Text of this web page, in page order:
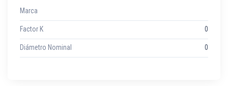
Marca
Factor K 0
Diámetro Nominal 0